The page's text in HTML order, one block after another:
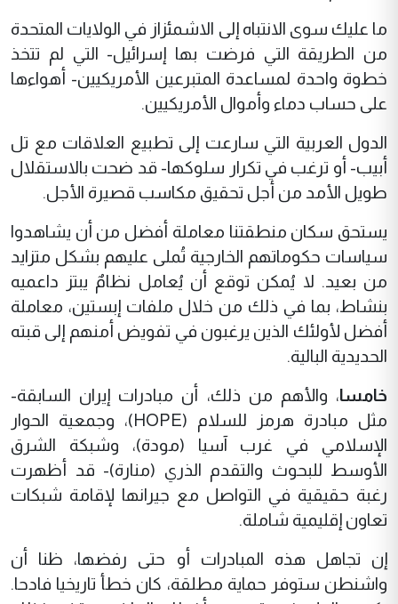
ما عليك سوى الانتباه إلى الاشمئزاز في الولايات المتحدة
من الطريقة التي فرضت بها إسرائيل- التي لم تتخذ
خطوة واحدة لمساعدة المتبرعين الأمريكيين- أهواءها
على حساب دماء وأموال الأمريكيين.
الدول العربية التي سارعت إلى تطبيع العلاقات مع تل
أبيب- أو ترغب في تكرار سلوكها- قد ضحت بالاستقلال
طويل الأمد من أجل تحقيق مكاسب قصيرة الأجل.
يستحق سكان منطقتنا معاملة أفضل من أن يشاهدوا
سياسات حكوماتهم الخارجية تُملى عليهم بشكل متزايد
من بعيد. لا يُمكن توقع أن يُعامل نظامٌ يبتز داعميه
بنشاط، بما في ذلك من خلال ملفات إبستين، معاملة
أفضل لأولئك الذين يرغبون في تفويض أمنهم إلى قبته
الحديدية البالية.
خامسا، والأهم من ذلك، أن مبادرات إيران السابقة-
مثل مبادرة هرمز للسلام (HOPE)، وجمعية الحوار
الإسلامي في غرب آسيا (مودة)، وشبكة الشرق
الأوسط للبحوث والتقدم الذري (منارة)- قد أظهرت
رغبة حقيقية في التواصل مع جيرانها لإقامة شبكات
تعاون إقليمية شاملة.
إن تجاهل هذه المبادرات أو حتى رفضها، ظنا أن
واشنطن ستوفر حماية مطلقة، كان خطأ تاريخيا فادحا.